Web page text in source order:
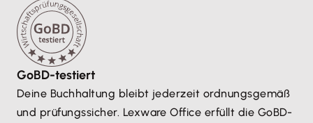
GoBD-testiert
Deine Buchhaltung bleibt jederzeit ordnungsgemäß
und prüfungssicher. Lexware Office erfüllt die GoBD-